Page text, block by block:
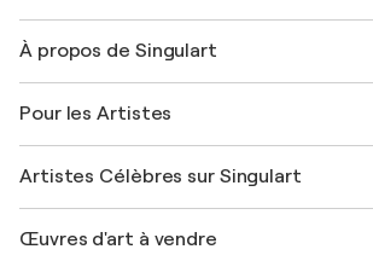
Expédition
Offrir une carte cadeau
Rejoignez notre programme commercial
Mon compte
+33 1 76 44 06 42
À propos de Singulart
FAQ
Magazine Singulart
Emplois
Découvrez une sélection d'art original
Pour les Artistes
Se connecter en tant qu'Artiste
Artistes Célèbres sur Singulart
Marc Chagall
Œuvres d'art à vendre